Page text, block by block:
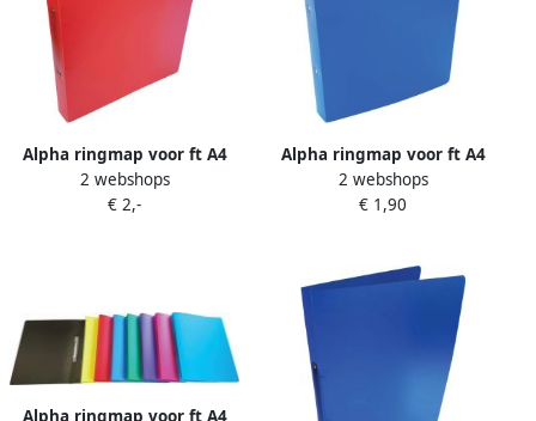
Alpha ringmap voor ft A4
uit PP 2 ringen van 25 mm
transparant rood
2 webshops
€ 2,-
Alpha ringmap voor ft A4
uit PP 2 ringen van 25 mm
blauw
2 webshops
€ 1,90
Alpha ringmap voor ft A4